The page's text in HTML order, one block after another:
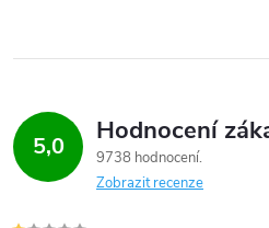
p
s 5,0 Hodnocení
9738 hodnocení
Zobrazit recenze